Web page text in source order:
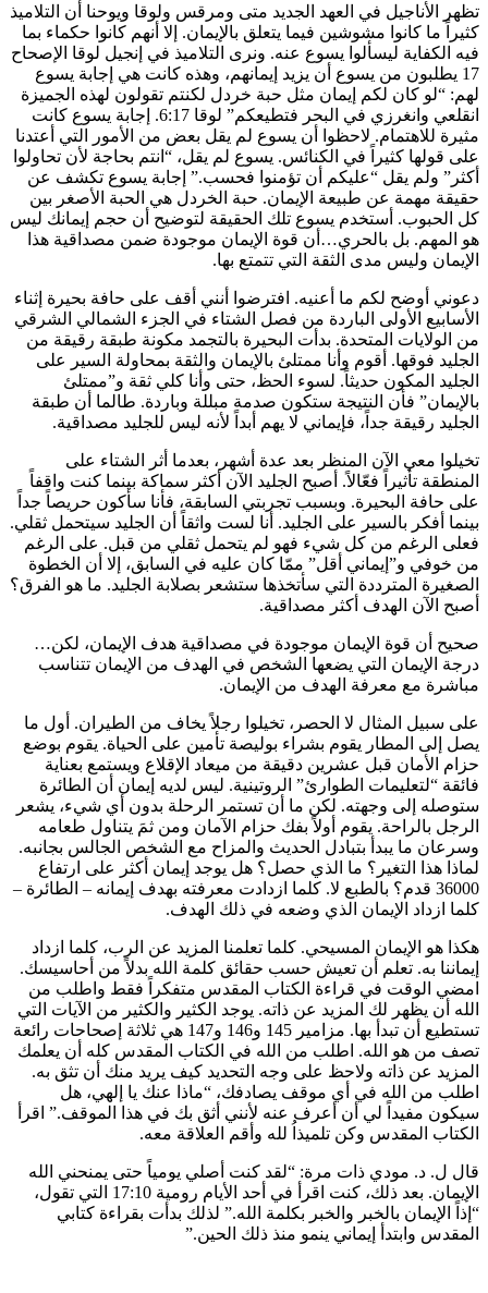
تظهر الأناجيل في العهد الجديد متى ومرقس ولوقا ويوحنا أن التلاميذ
كثيراً ما كانوا مشوشين فيما يتعلق بالإيمان. إلا أنهم كانوا حكماء بما
فيه الكفاية ليسألوا يسوع عنه. ونرى التلاميذ في إنجيل لوقا الإصحاح
17 يطلبون من يسوع أن يزيد إيمانهم، وهذه كانت هي إجابة يسوع
لهم: “لو كان لكم إيمان مثل حبة خردل لكنتم تقولون لهذه الجميزة
انقلعي وانغرزي في البحر فتطيعكم” لوقا 6:17. إجابة يسوع كانت
مثيرة للاهتمام. لاحظوا أن يسوع لم يقل بعض من الأمور التي أعتدنا
على قولها كثيراً في الكنائس. يسوع لم يقل، “انتم بحاجة لأن تحاولوا
أكثر” ولم يقل “عليكم أن تؤمنوا فحسب.” إجابة يسوع تكشف عن
حقيقة مهمة عن طبيعة الإيمان. حبة الخردل هي الحبة الأصغر بين
كل الحبوب. أستخدم يسوع تلك الحقيقة لتوضيح أن حجم إيمانك ليس
هو المهم. بل بالحري…أن قوة الإيمان موجودة ضمن مصداقية هذا
الإيمان وليس مدى الثقة التي تتمتع بها.
دعوني أوضح لكم ما أعنيه. افترضوا أنني أقف على حافة بحيرة إثناء
الأسابيع الأولى الباردة من فصل الشتاء في الجزء الشمالي الشرقي
من الولايات المتحدة. بدأت البحيرة بالتجمد مكونة طبقة رقيقة من
الجليد فوقها. أقوم وأنا ممتلئ بالإيمان والثقة بمحاولة السير على
الجليد المكون حديثاً. لسوء الحظ، حتى وأنا كلي ثقة و”ممتلئ
بالإيمان” فأن النتيجة ستكون صدمة مبللة وباردة. طالما أن طبقة
الجليد رقيقة جداً، فإيماني لا يهم أبداً لأنه ليس للجليد مصداقية.
تخيلوا معي الآن المنظر بعد عدة أشهر، بعدما أثر الشتاء على
المنطقة تأثيراً فعّالاً. أصبح الجليد الآن أكثر سماكة بينما كنت واقفاً
على حافة البحيرة. وبسبب تجربتي السابقة، فأنا سأكون حريصاً جداً
بينما أفكر بالسير على الجليد. أنا لست واثقاً أن الجليد سيتحمل ثقلي.
فعلى الرغم من كل شيء فهو لم يتحمل ثقلي من قبل. على الرغم
من خوفي و”إيماني أقل” ممّا كان عليه في السابق، إلا أن الخطوة
الصغيرة المترددة التي سأتخذها ستشعر بصلابة الجليد. ما هو الفرق؟
أصبح الآن الهدف أكثر مصداقية.
صحيح أن قوة الإيمان موجودة في مصداقية هدف الإيمان، لكن…
درجة الإيمان التي يضعها الشخص في الهدف من الإيمان تتناسب
مباشرة مع معرفة الهدف من الإيمان.
على سبيل المثال لا الحصر، تخيلوا رجلاً يخاف من الطيران. أول ما
يصل إلى المطار يقوم بشراء بوليصة تأمين على الحياة. يقوم بوضع
حزام الأمان قبل عشرين دقيقة من ميعاد الإقلاع ويستمع بعناية
فائقة “لتعليمات الطوارئ” الروتينية. ليس لديه إيمان أن الطائرة
ستوصله إلى وجهته. لكن ما أن تستمر الرحلة بدون أي شيء، يشعر
الرجل بالراحة. يقوم أولاً بفك حزام الآمان ومن ثمَ يتناول طعامه
وسرعان ما يبدأ بتبادل الحديث والمزاح مع الشخص الجالس بجانبه.
لماذا هذا التغير؟ ما الذي حصل؟ هل يوجد إيمان أكثر على ارتفاع
36000 قدم؟ بالطبع لا. كلما ازدادت معرفته بهدف إيمانه – الطائرة –
كلما ازداد الإيمان الذي وضعه في ذلك الهدف.
هكذا هو الإيمان المسيحي. كلما تعلمنا المزيد عن الرب، كلما ازداد
إيماننا به. تعلم أن تعيش حسب حقائق كلمة الله بدلاً من أحاسيسك.
امضي الوقت في قراءة الكتاب المقدس متفكراً فقط واطلب من
الله أن يظهر لك المزيد عن ذاته. يوجد الكثير والكثير من الآيات التي
تستطيع أن تبدأ بها. مزامير 145 و146 و147 هي ثلاثة إصحاحات رائعة
تصف من هو الله. اطلب من الله في الكتاب المقدس كله أن يعلمك
المزيد عن ذاته ولاحظ على وجه التحديد كيف يريد منك أن تثق به.
اطلب من الله في أي موقف يصادفك، “ماذا عنك يا إلهي، هل
سيكون مفيداً لي أن أعرف عنه لأنني أثق بك في هذا الموقف.” اقرأ
الكتاب المقدس وكن تلميذاُ لله وأقم العلاقة معه.
قال ل. د. مودي ذات مرة: “لقد كنت أصلي يومياً حتى يمنحني الله
الإيمان. بعد ذلك، كنت اقرأ في أحد الأيام رومية 17:10 التي تقول،
“إذاً الإيمان بالخبر والخبر بكلمة الله.” لذلك بدأت بقراءة كتابي
المقدس وابتدأ إيماني ينمو منذ ذلك الحين.”